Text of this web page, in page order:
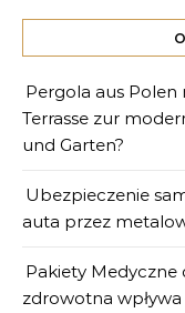
Pergola aus
Terrasse zur
und Garten?
Ubezpieczenie
auta przez
Pakiety Medyczne
zdrowotna